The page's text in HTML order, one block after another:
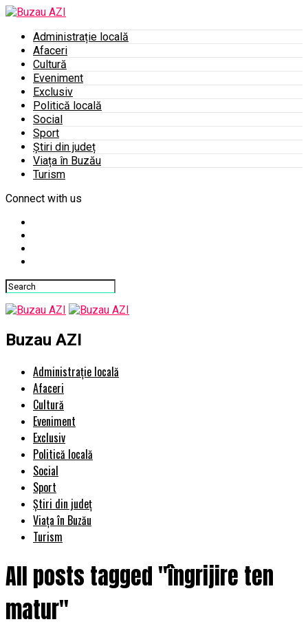
Administrație locală
Afaceri
Cultură
Eveniment
Exclusiv
Politică locală
Social
Sport
Știri din județ
Viața în Buzău
Turism
Connect with us
Buzau AZI
Administrație locală
Afaceri
Cultură
Eveniment
Exclusiv
Politică locală
Social
Sport
Știri din județ
Viața în Buzău
Turism
All posts tagged "îngrijire ten
matur"